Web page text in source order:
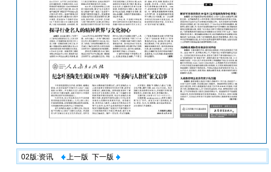
02版:资讯 上一版 下一版